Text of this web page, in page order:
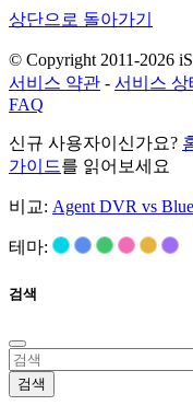
상단으로 돌아가기
© Copyright 2011-2026
서비스 약관 - 서비스 상
FAQ
신규 사용자이신가요?
가이드를 읽어보세요
비교: Agent DVR vs
테마:
검색
검색